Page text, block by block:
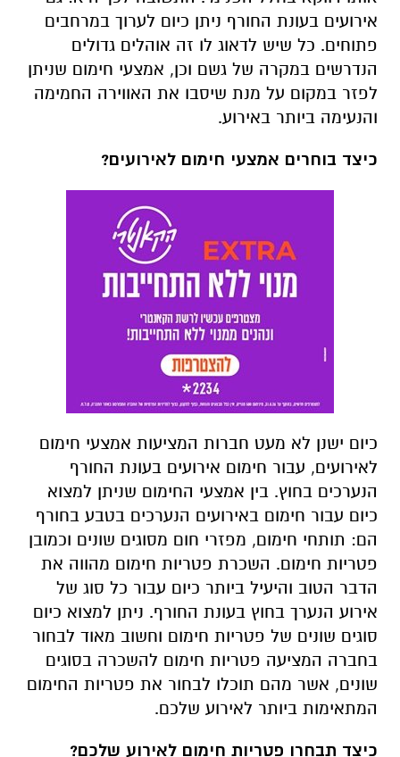
אירועים בעונת החורף ניתן כיום לערוך במרחבים
פתוחים. כל שיש לדאוג לו זה אוהלים גדולים
הנדרשים במקרה של גשם וכן, אמצעי חימום שניתן
לפזר במקום על מנת שיסבו את האווירה החמימה
והנעימה ביותר באירוע.
כיצד בוחרים אמצעי חימום לאירועים?
כיום ישנן לא מעט חברות המציעות אמצעי חימום
לאירועים, עבור חימום אירועים בעונת החורף
הנערכים בחוץ. בין אמצעי החימום שניתן למצוא
כיום עבור חימום באירועים הנערכים בטבע בחורף
הם: תותחי חימום, מפזרי חום מסוגים שונים וכמובן
פטריות חימום. השכרת פטריות חימום מהווה את
הדבר הטוב והיעיל ביותר כיום עבור כל סוג של
אירוע הנערך בחוץ בעונת החורף. ניתן למצוא כיום
סוגים שונים של פטריות חימום וחשוב מאוד לבחור
בחברה המציעה פטריות חימום להשכרה בסוגים
שונים, אשר מהם תוכלו לבחור את פטריות החימום
המתאימות ביותר לאירוע שלכם.
כיצד תבחרו פטריות חימום לאירוע שלכם?